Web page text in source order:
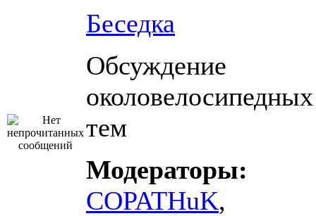
Беседка
Обсуждение
околовелосипедных
тем
Модераторы:
COPATHuK,